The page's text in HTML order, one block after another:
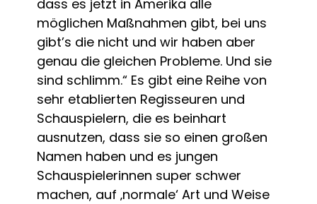
dass es jetzt in Amerika alle
möglichen Maßnahmen gibt, bei uns
gibt’s die nicht und wir haben aber
genau die gleichen Probleme. Und sie
sind schlimm.“ Es gibt eine Reihe von
sehr etablierten Regisseuren und
Schauspielern, die es beinhart
ausnutzen, dass sie so einen großen
Namen haben und es jungen
Schauspielerinnen super schwer
machen, auf ‚normale‘ Art und Weise